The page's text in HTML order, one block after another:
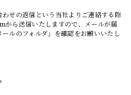
せの返信という当社よりご連絡する際
から送信いたしますので、メールが届
ルのフォルダ」を確認をお願いいたし